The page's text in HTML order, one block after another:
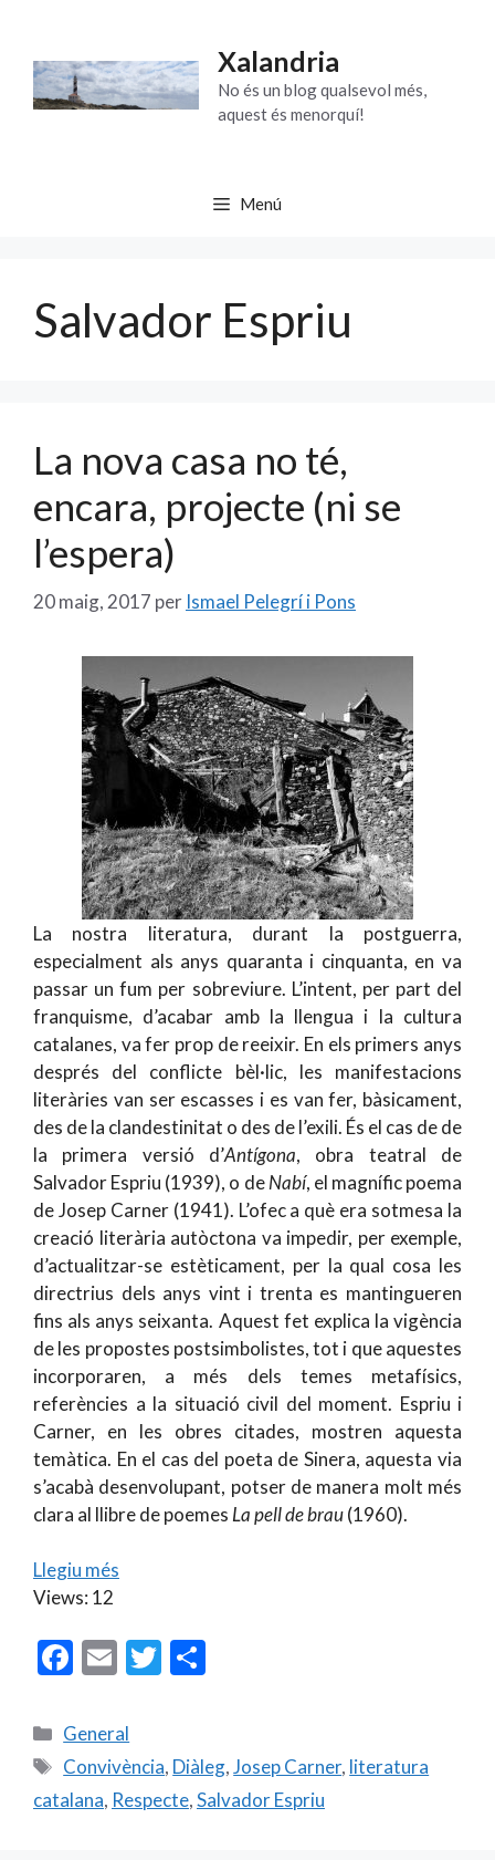
contingut
Xalandria
No és un blog qualsevol més,
aquest és menorquí!
Menú
Salvador Espriu
La nova casa no té,
encara, projecte (ni se
l’espera)
20 maig, 2017 per Ismael Pelegrí i Pons
La nostra literatura, durant la postguerra,
especialment als anys quaranta i cinquanta, en va
passar un fum per sobreviure. L’intent, per part del
franquisme, d’acabar amb la llengua i la cultura
catalanes, va fer prop de reeixir. En els primers anys
després del conflicte bèl·lic, les manifestacions
literàries van ser escasses i es van fer, bàsicament,
des de la clandestinitat o des de l’exili. És el cas de de
la primera versió d’Antígona, obra teatral de
Salvador Espriu (1939), o deNabí, el magnífic poema
de Josep Carner (1941). L’ofec a què era sotmesa la
creació literària autòctona va impedir, per exemple,
d’actualitzar-se estèticament, per la qual cosa les
directrius dels anys vint i trenta es mantingueren
fins als anys seixanta. Aquest fet explica la vigència
de les propostes postsimbolistes, tot i que aquestes
incorporaren, a més dels temes metafísics,
referències a la situació civil del moment. Espriu i
Carner, en les obres citades, mostren aquesta
temàtica. En el cas del poeta de Sinera, aquesta via
s’acabà desenvolupant, potser de manera molt més
clara al llibre de poemes La pell de brau(1960).
Llegiu més
Views: 12
F
e
b
o
E
ai
l
T
er p
ar
Categories
General
Etiquetes
Convivència, Diàleg,Josep Carner, literatura
catalana, Respecte,Salvador Espriu